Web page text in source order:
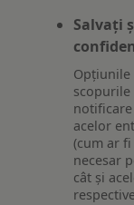
Salvați
Opțiunile
acelor
(cum ar
necesar
cât și